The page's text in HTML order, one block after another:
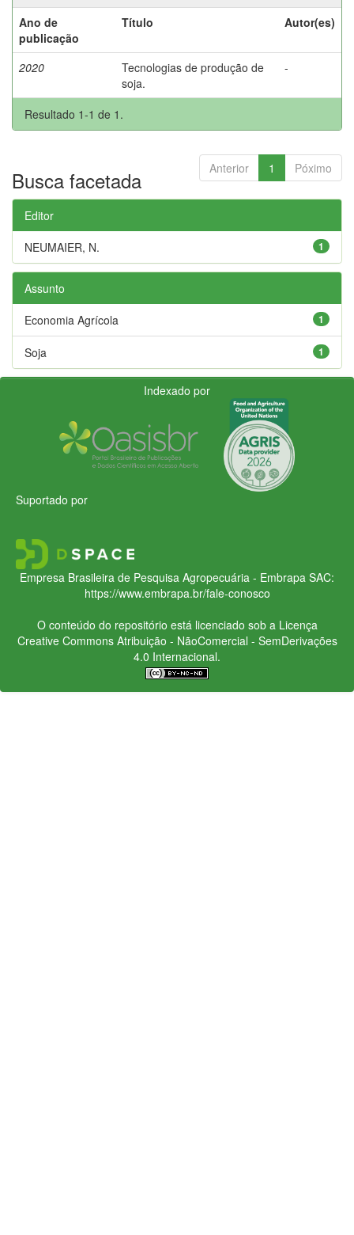
Ano de
publicação
Título Autor(es)
2020
Tecnologias de produção de
soja.
-
Resultado 1-1 de 1.
Anterior 1 Póximo
Busca facetada
Editor
1
NEUMAIER, N.
Assunto
1
Economia Agrícola
1
Soja
Indexado por
Suportado por
Empresa Brasileira de Pesquisa Agropecuária - Embrapa SAC:
https://www.embrapa.br/fale-conosco
O conteúdo do repositório está licenciado sob a Licença
Creative CommonsAtribuição - NãoComercial - SemDerivações
4.0 Internacional.